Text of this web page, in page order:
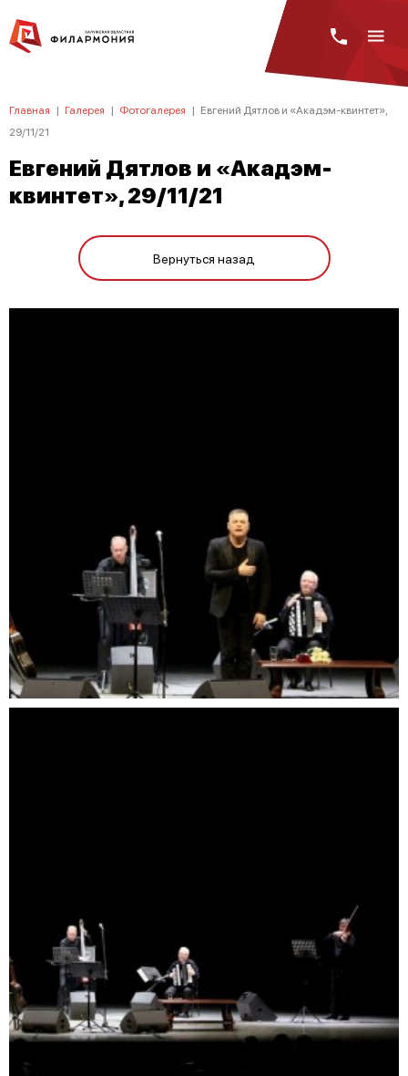
Главная | Галерея | Фотогалерея | Евгений Дятлов и «Акадэм-квинтет»,
29/11/21
Евгений Дятлов и «Акадэм-
квинтет», 29/11/21
Вернуться назад